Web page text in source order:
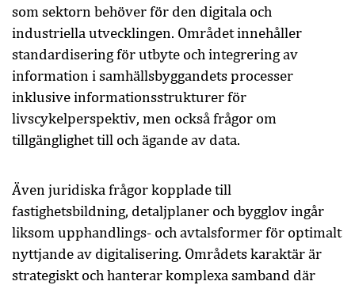
som sektorn behöver för den digitala och
industriella utvecklingen. Området innehåller
standardisering för utbyte och integrering av
information i samhällsbyggandets processer
inklusive informationsstrukturer för
livscykelperspektiv, men också frågor om
tillgänglighet till och ägande av data.
Även juridiska frågor kopplade till
fastighetsbildning, detaljplaner och bygglov ingår
liksom upphandlings- och avtalsformer för optimalt
nyttjande av digitalisering. Områdets karaktär är
strategiskt och hanterar komplexa samband där